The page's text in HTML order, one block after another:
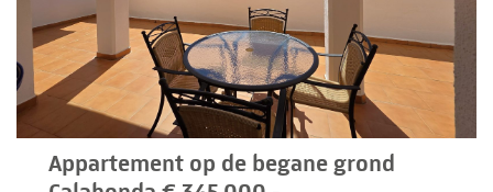
Appartement op de begane grond